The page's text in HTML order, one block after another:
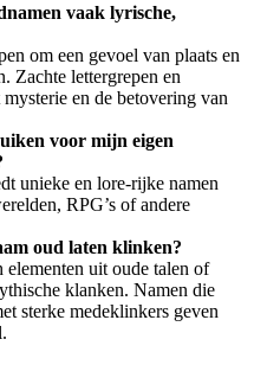
vaak lyrische,
om een gevoel van plaats en
Zachte lettergrepen en
en de betovering van
voor mijn eigen
unieke en lore-rijke namen
RPG’s of andere
oud laten klinken?
uit oude talen of
klanken. Namen die
sterke medeklinkers geven